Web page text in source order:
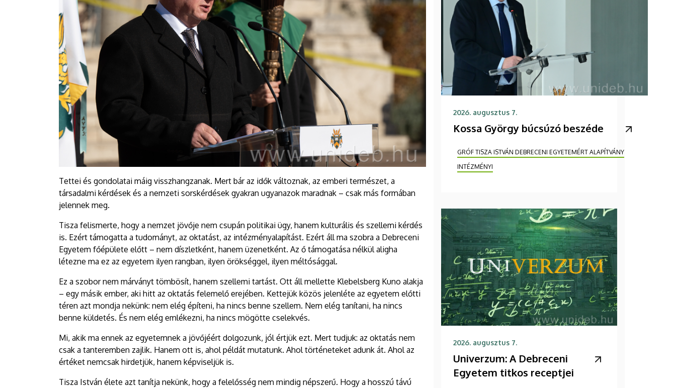
Tettei és gondolatai máig visszhangzanak. Mert bár az idők változnak, az emberi természet, a
társadalmi kérdések és a nemzeti sorskérdések gyakran ugyanazok maradnak – csak más formában
jelennek meg.
Tisza felismerte, hogy a nemzet jövője nem csupán politikai ügy, hanem kulturális és szellemi kérdés
is. Ezért támogatta a tudományt, az oktatást, az intézményalapítást. Ezért áll ma szobra a Debreceni
Egyetem főépülete előtt – nem díszletként, hanem üzenetként. Az ő támogatása nélkül aligha
létezne ma ez az egyetem ilyen rangban, ilyen örökséggel, ilyen méltósággal.
Ez a szobor nem márványt tömbösít, hanem szellemi tartást. Ott áll mellette Klebelsberg Kuno alakja
– egy másik ember, aki hitt az oktatás felemelő erejében. Kettejük közös jelenléte az egyetem előtti
téren azt mondja nekünk: nem elég építeni, ha nincs benne szellem. Nem elég tanítani, ha nincs
benne küldetés. És nem elég emlékezni, ha nincs mögötte cselekvés.
Mi, akik ma ennek az egyetemnek a jövőjéért dolgozunk, jól értjük ezt. Mert tudjuk: az oktatás nem
csak a tanteremben zajlik. Hanem ott is, ahol példát mutatunk. Ahol történeteket adunk át. Ahol az
értéket nemcsak hirdetjük, hanem képviseljük is.
Tisza István élete azt tanítja nekünk, hogy a felelősség nem mindig népszerű. Hogy a hosszú távú
2026. augusztus 7.
Kossa György búcsúzó beszéde
GRÓF TISZA ISTVÁN DEBRECENI EGYETEMÉRT ALAPÍTVÁNY
INTÉZMÉNYI
2026. augusztus 7.
Univerzum: A Debreceni
Egyetem titkos receptjei